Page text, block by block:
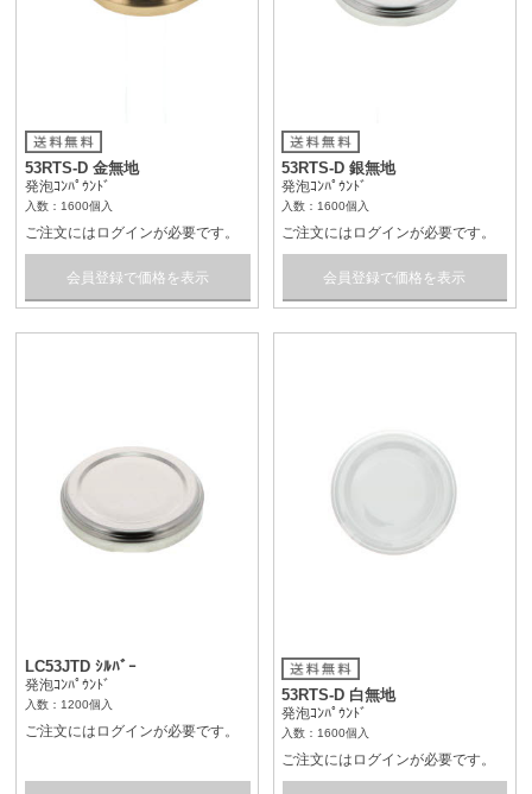
53RTS-D 金無地
発泡ｺﾝﾊﾟｳﾝﾄﾞ
入数：1600個入
ご注文にはログインが必要です。
会員登録で価格を表示
53RTS-D 銀無地
発泡ｺﾝﾊﾟｳﾝﾄﾞ
入数：1600個入
ご注文にはログインが必要です。
会員登録で価格を表示
LC53JTD ｼﾙﾊﾞｰ
発泡ｺﾝﾊﾟｳﾝﾄﾞ
入数：1200個入
ご注文にはログインが必要です。
53RTS-D 白無地
発泡ｺﾝﾊﾟｳﾝﾄﾞ
入数：1600個入
ご注文にはログインが必要です。